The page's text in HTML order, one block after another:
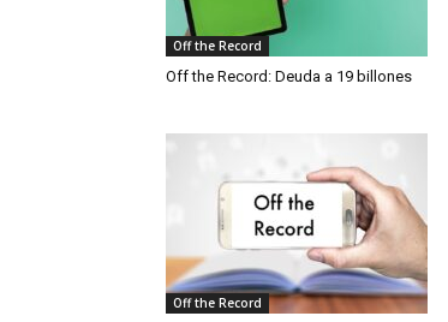
Off the Record
Off the Record: Deuda a 19 billones
Off the Record